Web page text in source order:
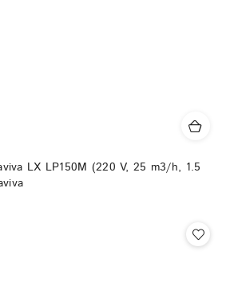
LX LP150M (220 V, 25 m3/h, 1.5